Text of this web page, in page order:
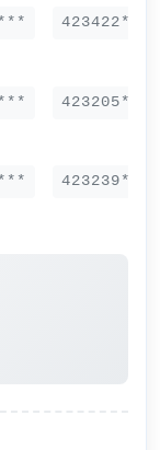
423422***
423205***
423239***